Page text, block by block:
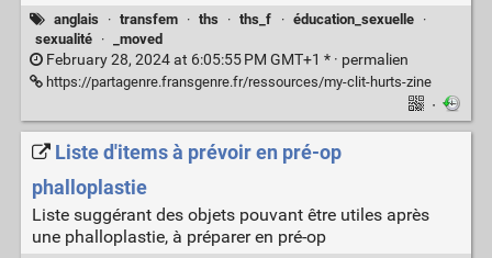
anglais · transfem · ths · ths_f · éducation_sexuelle
·
sexualité
· _moved
February 28, 2024 at 6:05:55 PM GMT+1 * · permalien
https://partagenre.fransgenre.fr/ressources/my-clit-hurts-zine
·
Liste d'items à prévoir en pré-op
phalloplastie
Liste suggérant des objets pouvant être utiles après
une phalloplastie, à préparer en pré-op